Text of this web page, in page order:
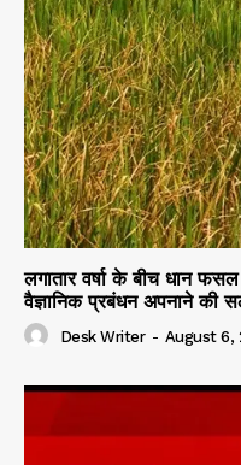
लगातार वर्षा के बीच धान
वैज्ञानिक प्रबंधन अपनाने की
Desk Writer - August 6,